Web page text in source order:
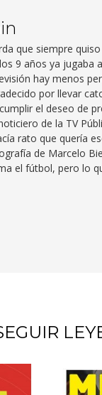
que siempre
9 años ya jugaba
hay menos
por llevar
el deseo de
de la TV
rato que quería
de Marcelo
el fútbol, pero lo